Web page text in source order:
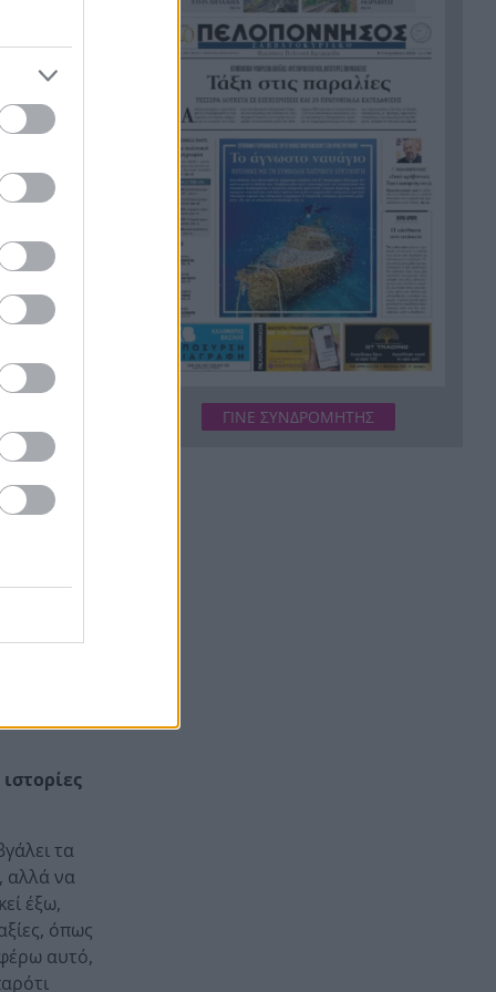
οι
τους;
είναι.
να μην
να
και
τη
τόσο
τα
αλλά να
έξω,
όπως
αυτό,
Οξύρρυγχου» – Πότε θα τη
δούμε
Διακοπές: Τι συμβαίνει στο
σώμα όταν δεν κάνουμε ποτέ
διάλειμμα
13:09 Το μελεκούνι της Ρόδου στο
«μικροσκόπιο» της διεθνούς
επιστημονικής έρευνας
13:00
Παναγιωτόπουλος: Ζητά
«φρένο» για τα αιολικά του
Πατραϊκού
12:52 Μαρινάκης: «Το δημογραφικό
μεγαλύτερη πρόκληση για την
Ελλάδα
ΓΙΝΕ ΣΥΝΔΡΟΜΗΤΗΣ